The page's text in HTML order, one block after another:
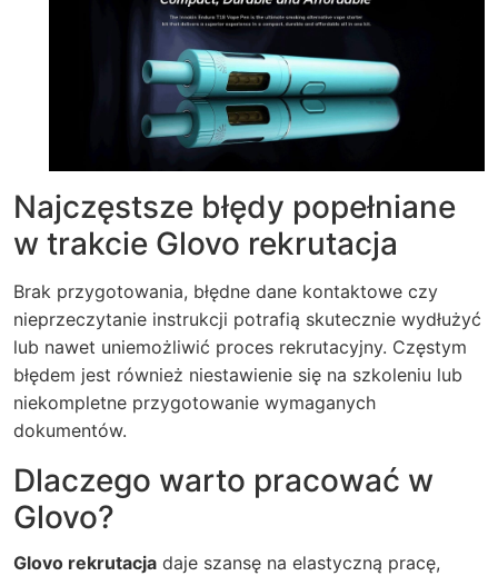
Najczęstsze błędy popełniane
w trakcie Glovo rekrutacja
Brak przygotowania, błędne dane kontaktowe czy
nieprzeczytanie instrukcji potrafią skutecznie wydłużyć
lub nawet uniemożliwić proces rekrutacyjny. Częstym
błędem jest również niestawienie się na szkoleniu lub
niekompletne przygotowanie wymaganych
dokumentów.
Dlaczego warto pracować w
Glovo?
Glovo rekrutacja daje szansę na elastyczną pracę,